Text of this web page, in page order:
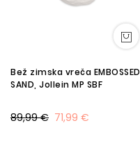
Bež zimska vreča EMBOSSED
SAND, Jollein MP SBF
71,99 €
89,99 €